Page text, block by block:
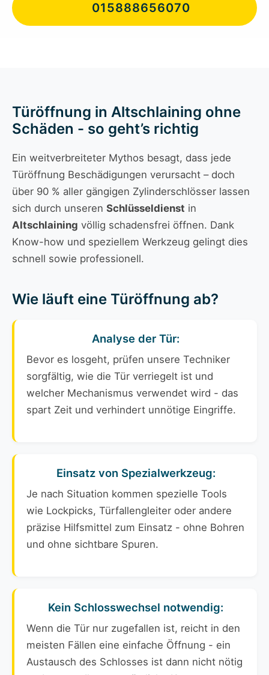
015888656070
Türöffnung in Altschlaining ohne
Schäden - so geht’s richtig
Ein weitverbreiteter Mythos besagt, dass jede
Türöffnung Beschädigungen verursacht – doch
über 90 % aller gängigen Zylinderschlösser lassen
sich durch unseren Schlüsseldienst in
Altschlaining völlig schadensfrei öffnen. Dank
Know-how und speziellem Werkzeug gelingt dies
schnell sowie professionell.
Wie läuft eine Türöffnung ab?
Analyse der Tür:
Bevor es losgeht, prüfen unsere Techniker
sorgfältig, wie die Tür verriegelt ist und
welcher Mechanismus verwendet wird - das
spart Zeit und verhindert unnötige Eingriffe.
Einsatz von Spezialwerkzeug:
Je nach Situation kommen spezielle Tools
wie Lockpicks, Türfallengleiter oder andere
präzise Hilfsmittel zum Einsatz - ohne Bohren
und ohne sichtbare Spuren.
Kein Schlosswechsel notwendig:
Wenn die Tür nur zugefallen ist, reicht in den
meisten Fällen eine einfache Öffnung - ein
Austausch des Schlosses ist dann nicht nötig